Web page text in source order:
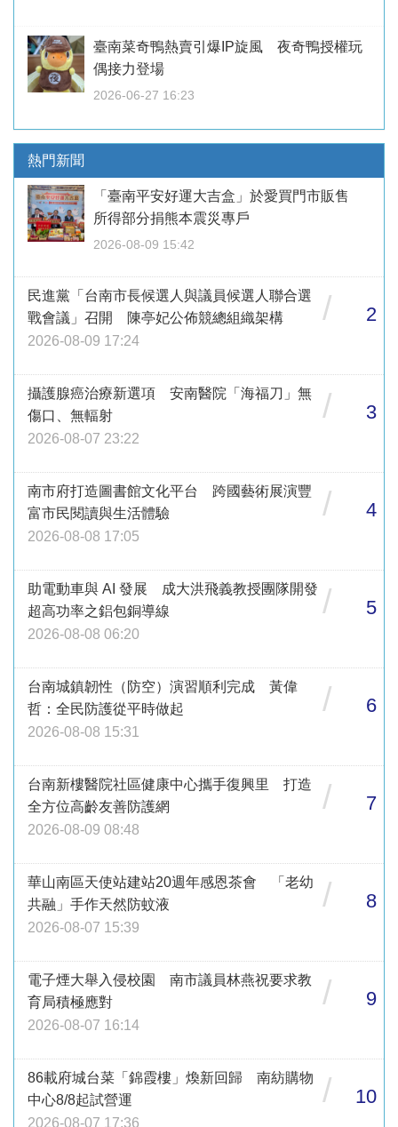
臺南菜奇鴨熱賣引爆IP旋風 夜奇鴨授權玩
偶接力登場
2026-06-27 16:23
熱門新聞
「臺南平安好運大吉盒」於愛買門市販售
所得部分捐熊本震災專戶
2026-08-09 15:42
民進黨「台南市長候選人與議員候選人聯合選
戰會議」召開 陳亭妃公佈競總組織架構
2026-08-09 17:24
/ 2
攝護腺癌治療新選項 安南醫院「海福刀」無
傷口、無輻射
2026-08-07 23:22
/ 3
南市府打造圖書館文化平台 跨國藝術展演豐
富市民閱讀與生活體驗
2026-08-08 17:05
/ 4
助電動車與 AI 發展 成大洪飛義教授團隊開發
超高功率之鋁包銅導線
2026-08-08 06:20
/ 5
台南城鎮韌性（防空）演習順利完成 黃偉
哲：全民防護從平時做起
2026-08-08 15:31
/ 6
台南新樓醫院社區健康中心攜手復興里 打造
全方位高齡友善防護網
2026-08-09 08:48
/ 7
華山南區天使站建站20週年感恩茶會 「老幼
共融」手作天然防蚊液
2026-08-07 15:39
/ 8
電子煙大舉入侵校園 南市議員林燕祝要求教
育局積極應對
2026-08-07 16:14
/ 9
86載府城台菜「錦霞樓」煥新回歸 南紡購物
中心8/8起試營運
2026-08-07 17:36
/ 10